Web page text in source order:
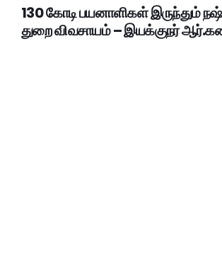
130 கோடி பயனாளிகள் இருந்தும்
துறை விவசாயம் – இயக்குநர்